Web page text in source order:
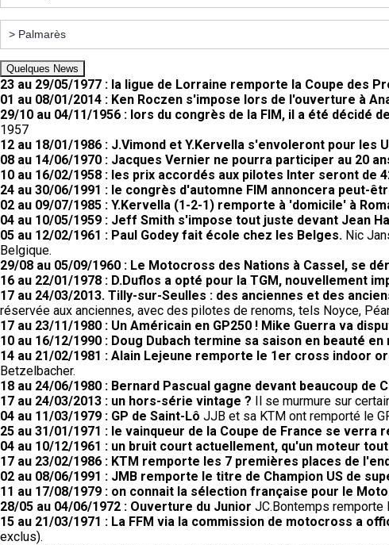
Quelques News
23 au 29/05/1977 : la ligue de Lorraine remporte la Coupe des
01 au 08/01/2014 : Ken Roczen s'impose lors de l'ouverture à
29/10 au 04/11/1956 : lors du congrès de la FIM, il a été décidé
1957
12 au 18/01/1986 : J.Vimond et Y.Kervella s'envoleront pour les
08 au 14/06/1970 : Jacques Vernier ne pourra participer au 20
10 au 16/02/1958 : les prix accordés aux pilotes Inter seront de
24 au 30/06/1991 : le congrès d'automne FIM annoncera peut-
02 au 09/07/1985 : Y.Kervella (1-2-1) remporte à 'domicile' à
04 au 10/05/1959 : Jeff Smith s'impose tout juste devant Jean
05 au 12/02/1961 : Paul Godey fait école chez les Belges. Nic
Belgique.
29/08 au 05/09/1960 : Le Motocross des Nations à Cassel, se
16 au 22/01/1978 : D.Duflos a opté pour la TGM, nouvellement
17 au 24/03/2013. Tilly-sur-Seulles : des anciennes et des
réservée aux anciennes, avec des pilotes de renoms, tels Noyce,
17 au 23/11/1980 : Un Américain en GP250 ! Mike Guerra va
10 au 16/12/1990 : Doug Dubach termine sa saison en beauté
14 au 21/02/1981 : Alain Lejeune remporte le 1er cross indoor
Betzelbacher.
18 au 24/06/1980 : Bernard Pascual gagne devant beaucoup de
17 au 24/03/2013 : un hors-série vintage ? Il se murmure sur
04 au 11/03/1979 : GP de Saint-Lô JJB et sa KTM ont remporté le
25 au 31/01/1971 : le vainqueur de la Coupe de France se
04 au 10/12/1961 : un bruit court actuellement, qu'un moteur
17 au 23/02/1986 : KTM remporte les 7 premières places de
02 au 08/06/1991 : JMB remporte le titre de Champion US de
11 au 17/08/1979 : on connait la sélection française pour le
28/05 au 04/06/1972 : Ouverture du Junior JC.Bontemps remporte
15 au 21/03/1971 : La FFM via la commission de motocross a
exclus).